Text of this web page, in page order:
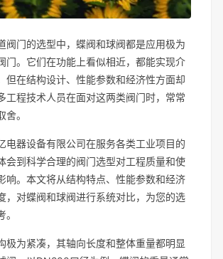
阀门的选型中，蝶阀和球阀都是应用极为
门。它们在功能上看似相近，都能实现介
但在结构设计、性能参数和经济性方面却
工程技术人员在面对这两类阀门时，常常
。
电器设备有限公司在服务各类工业项目的
会到科学合理的阀门选型对工程质量和使
响。本文将从结构特点、性能参数和经济
，对蝶阀和球阀进行系统对比，为您的选
极为紧凑，其轴向长度和整体重量都明显